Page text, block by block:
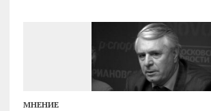
МНЕНИЕ